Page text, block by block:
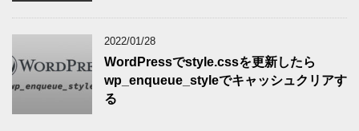
2022/01/28
WordPressでstyle.cssを更新したら
wp_enqueue_styleでキャッシュクリアす
る